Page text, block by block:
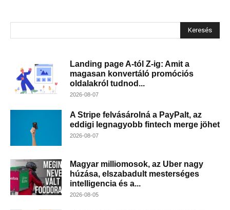
Keresés
Landing page A-tól Z-ig: Amit a
magasan konvertáló promóciós
oldalakról tudnod...
2026-08-07
A Stripe felvásárolná a PayPalt, az
eddigi legnagyobb fintech merge jöhet
2026-08-07
Magyar milliomosok, az Uber nagy
húzása, elszabadult mesterséges
intelligencia és a...
2026-08-05